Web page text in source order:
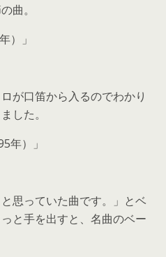
曲。
）」
が口笛から入るのでわかり
した。
年）」
思っていた曲です。」とベ
と手を出すと、名曲のベー